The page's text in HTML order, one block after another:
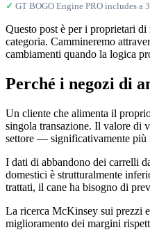
✓ GT BOGO Engine PRO includes a
Questo post è per i proprietari
categoria. Cammineremo
cambiamenti quando la logica
Perché i negozi di
Un cliente che alimenta il
singola transazione. Il valore di
settore — significativamente più
I dati di abbandono dei carrelli
domestici è strutturalmente
trattati, il cane ha bisogno di
La ricerca McKinsey sui prezzi
miglioramento dei margini